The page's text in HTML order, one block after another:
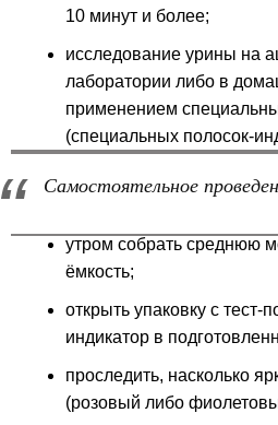
10 минут и более;
исследование урины на
лаборатории либо в
применением
(специальных полосок-
Самостоятельное
утром собрать среднюю
ёмкость;
открыть упаковку с тест-
индикатор в
проследить, насколько
(розовый либо